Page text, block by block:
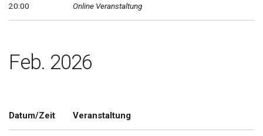
20:00
Online Veranstaltung
Feb. 2026
Datum/Zeit Veranstaltung